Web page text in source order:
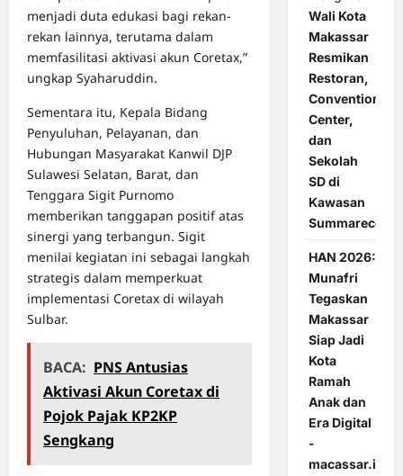
menjadi duta edukasi bagi rekan-
rekan lainnya, terutama dalam
memfasilitasi aktivasi akun Coretax,”
ungkap Syaharuddin.
Sementara itu, Kepala Bidang
Penyuluhan, Pelayanan, dan
Hubungan Masyarakat Kanwil DJP
Sulawesi Selatan, Barat, dan
Tenggara Sigit Purnomo
memberikan tanggapan positif atas
sinergi yang terbangun. Sigit
menilai kegiatan ini sebagai langkah
strategis dalam memperkuat
implementasi Coretax di wilayah
Sulbar.
BACA: PNS Antusias
Aktivasi Akun Coretax di
Pojok Pajak KP2KP
Sengkang
Wali Kota
Makassar
Resmikan
Restoran,
Convention
Center,
dan
Sekolah
SD di
Kawasan
Summarecon
HAN 2026:
Munafri
Tegaskan
Makassar
Siap Jadi
Kota
Ramah
Anak dan
Era Digital
-
macassar.id